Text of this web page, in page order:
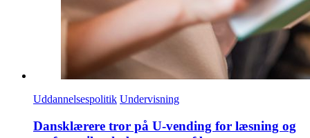
Uddannelsespolitik Undervisning
Dansklærere tror på U-vending for læsning og